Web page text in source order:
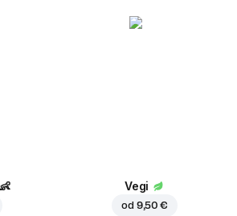
👶 Vegi
od 9,50 €